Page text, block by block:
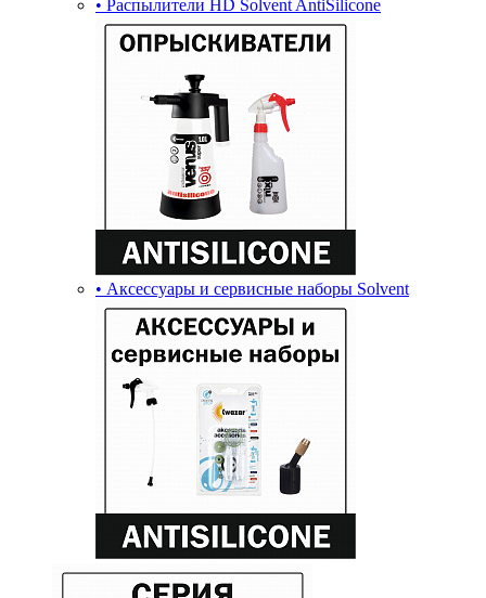
• Распылители HD Solvent AntiSilicone
• Аксессуары и сервисные наборы Solvent